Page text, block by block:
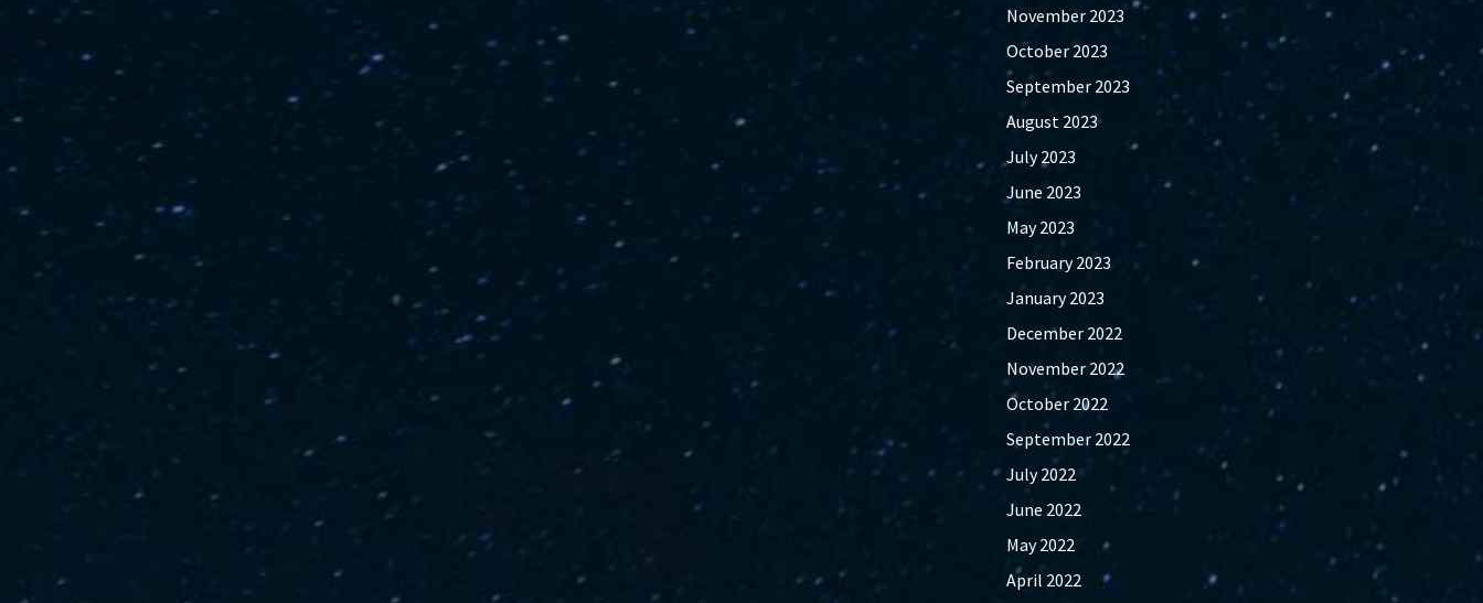
November 2023
October 2023
September 2023
August 2023
July 2023
June 2023
May 2023
February 2023
January 2023
December 2022
November 2022
October 2022
September 2022
July 2022
June 2022
May 2022
April 2022